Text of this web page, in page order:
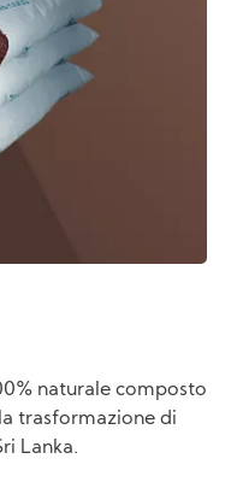
naturale composto
trasformazione di
Lanka.